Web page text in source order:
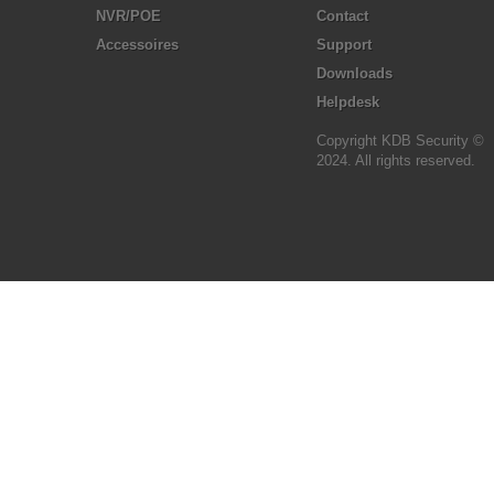
NVR/POE
Accessoires
Contact
Support
Downloads
Helpdesk
Copyright KDB Security ©
2024. All rights reserved.